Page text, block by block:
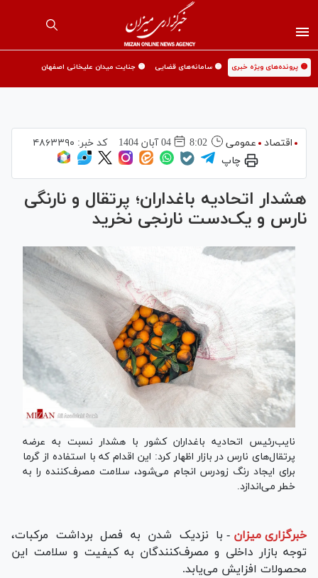
🟡 پرونده‌های ویژه خبری 🟡 سامانه‌های قضایی 🟡 جنایت میدان علیخانی اصفهان
اقتصاد عمومی 8:02 04 آبان 1404 کد خبر: ۴۸۶۳۳۹۰
چاپ
هشدار اتحادیه باغداران؛ پرتقال‌ و نارنگی‌
نارس و یک‌دست نارنجی نخرید
نایب‌رئیس اتحادیه باغداران کشور با هشدار نسبت به عرضه
پرتقال‌های نارس در بازار اظهار کرد: این اقدام که با استفاده از گرما
برای ایجاد رنگ زودرس انجام می‌شود، سلامت مصرف‌کننده را به
خطر می‌اندازد.
خبرگزاری میزان - با نزدیک شدن به فصل برداشت مرکبات،
توجه بازار داخلی و مصرف‌کنندگان به کیفیت و سلامت این
محصولات افزایش می‌یابد.